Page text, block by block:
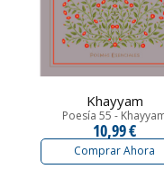
Khayyam
Poesía 55 -
10,99 €
Comprar Ahora